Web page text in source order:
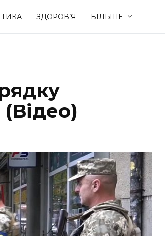
ЗДОРОВ’Я БІЛЬШЕ